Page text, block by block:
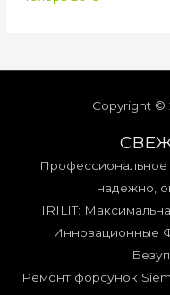
Copyright ©
надежно,
IRILIT:
Инновационные
Ремонт форсунок